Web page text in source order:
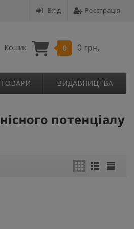
Вхід Реєстрація
Кошик 0 0 грн.
ТОВАРИ ВИДАВНИЦТВА
потенціалу